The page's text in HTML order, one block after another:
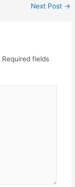
Next Post →
Required fields